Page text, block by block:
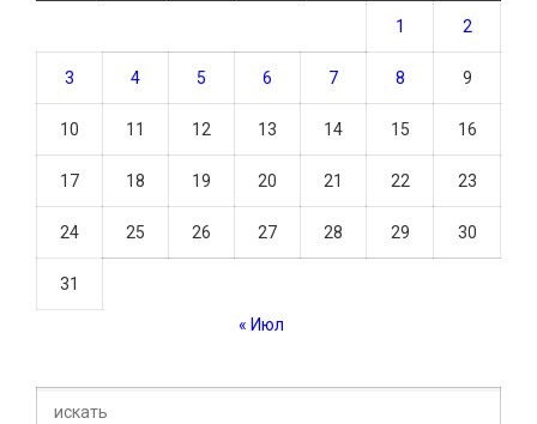
1 2
3 4 5 6 7 8 9
10 11 12 13 14 15 16
17 18 19 20 21 22 23
24 25 26 27 28 29 30
31
« Июл